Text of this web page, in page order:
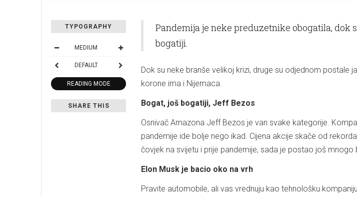
TYPOGRAPHY
MEDIUM
DEFAULT
READING MODE
SHARE THIS
Pandemija je neke preduzetnike obogatila, dok
bogatiji.
Dok su neke branše velikoj krizi, druge su odjednom postale
korone ima i Nijemaca.
Bogat, još bogatiji, Jeff Bezos
Osnivač Amazona Jeff Bezos je van svake kategorije.
pandemije ide bolje nego ikad. Cijena akcije skače od
čovjek na svijetu i prije pandemije, sada je postao još mnogo
Elon Musk je bacio oko na vrh
Pravite automobile, ali vas vrednuju kao tehnološku